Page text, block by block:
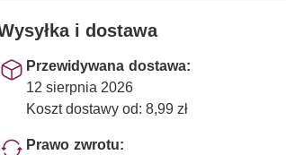
i dostawa
Przewidywana dostawa:
12 sierpnia 2026
Koszt dostawy od: 8,99 zł
Prawo zwrotu: